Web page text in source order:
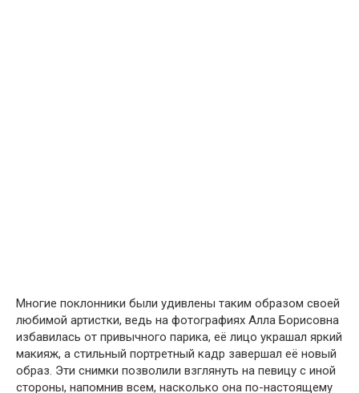
Многие поклонники были удивлены таким образом своей
любимой артистки, ведь на фотографиях Алла Борисовна
избавилась от привычного парика, её лицо украшал яркий
макияж, а стильный портретный кадр завершал её новый
образ. Эти снимки позволили взглянуть на певицу с иной
стороны, напомнив всем, насколько она по-настоящему